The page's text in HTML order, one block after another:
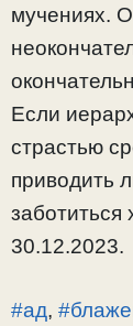
мучениях.
Если
страстью
приводить
30.12.2023.
#ад,